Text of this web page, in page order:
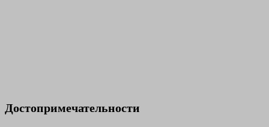
Достопримечательности